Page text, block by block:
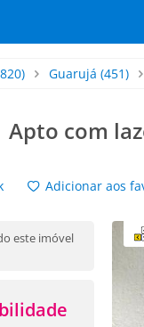
Guarujá (451)
Apto com
Adicionar aos
este imóvel